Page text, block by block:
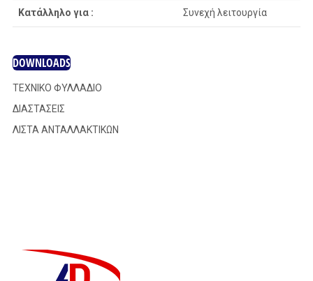
Κατάλληλο για : Συνεχή λειτουργία
DOWNLOADS
ΤΕΧΝΙΚΟ ΦΥΛΛΑΔΙΟ
ΔΙΑΣΤΑΣΕΙΣ
ΛΙΣΤΑ ΑΝΤΑΛΛΑΚΤΙΚΩΝ